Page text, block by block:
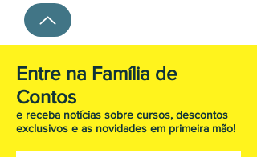
Entre na Família de
Contos
e receba notícias sobre cursos, descontos
exclusivos e as novidades em primeira mão!